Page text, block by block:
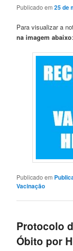
Publicado em25 de
Para visualizar a
na imagem abaixo:
Publicado em
Vacinação
Protocolo
Óbito por